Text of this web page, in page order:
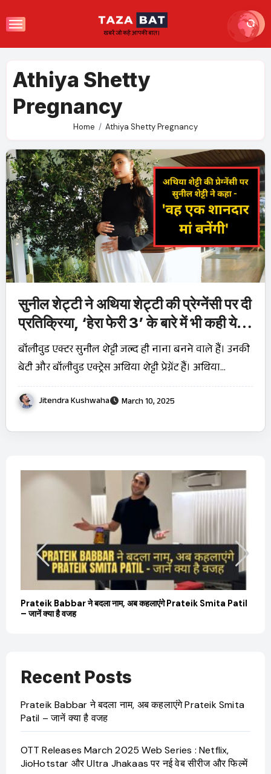
to
Athiya Shetty
Pregnancy
Home Athiya Shetty Pregnancy
सुनील शेट्टी ने अथिया शेट्टी की प्रेग्नेंसी पर दी
प्रतिक्रिया, ‘हेरा फेरी 3’ के बारे में भी कही ये
बात
बॉलीवुड एक्टर सुनील शेट्टी जल्द ही नाना बनने वाले हैं। उनकी
बेटी और बॉलीवुड एक्ट्रेस अथिया शेट्टी प्रेग्नेंट हैं। अथिया…
Jitendra Kushwaha March 10, 2025
Prateik Babbar ने बदला नाम, अब कहलाएंगे Prateik Smita Patil
– जानें क्या है वजह
Recent Posts
Prateik Babbar ने बदला नाम, अब कहलाएंगे Prateik Smita
Patil – जानें क्या है वजह
OTT Releases March 2025 Web Series : Netflix,
JioHotstar और Ultra Jhakaas पर नई वेब सीरीज और फिल्में